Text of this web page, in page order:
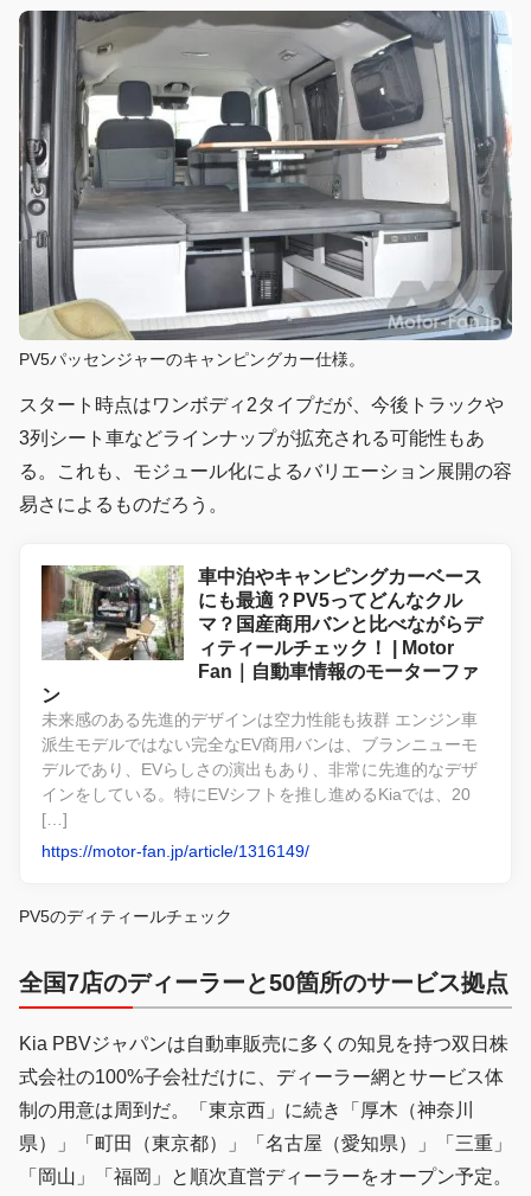
PV5パッセンジャーのキャンピングカー仕様。
スタート時点はワンボディ2タイプだが、今後トラックや
3列シート車などラインナップが拡充される可能性もあ
る。これも、モジュール化によるバリエーション展開の容
易さによるものだろう。
車中泊やキャンピングカーベース
にも最適？PV5ってどんなクル
マ？国産商用バンと比べながらデ
ィティールチェック！ | Motor
Fan｜自動車情報のモーターファ
ン
未来感のある先進的デザインは空力性能も抜群 エンジン車
派生モデルではない完全なEV商用バンは、ブランニューモ
デルであり、EVらしさの演出もあり、非常に先進的なデザ
インをしている。特にEVシフトを推し進めるKiaでは、20
[…]
https://motor-fan.jp/article/1316149/
PV5のディティールチェック
全国7店のディーラーと50箇所のサービス拠点
Kia PBVジャパンは自動車販売に多くの知見を持つ双日株
式会社の100%子会社だけに、ディーラー網とサービス体
制の用意は周到だ。「東京西」に続き「厚木（神奈川
県）」「町田（東京都）」「名古屋（愛知県）」「三重」
「岡山」「福岡」と順次直営ディーラーをオープン予定。